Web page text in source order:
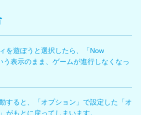
ことはありません。
を遊ぼうと選択したら、「Now
う表示のまま、ゲームが進行しなくなっ
備した状態で、「ビーチバレー」「どん
すると、「オプション」で設定した「オ
がもとに戻ってしまいます。